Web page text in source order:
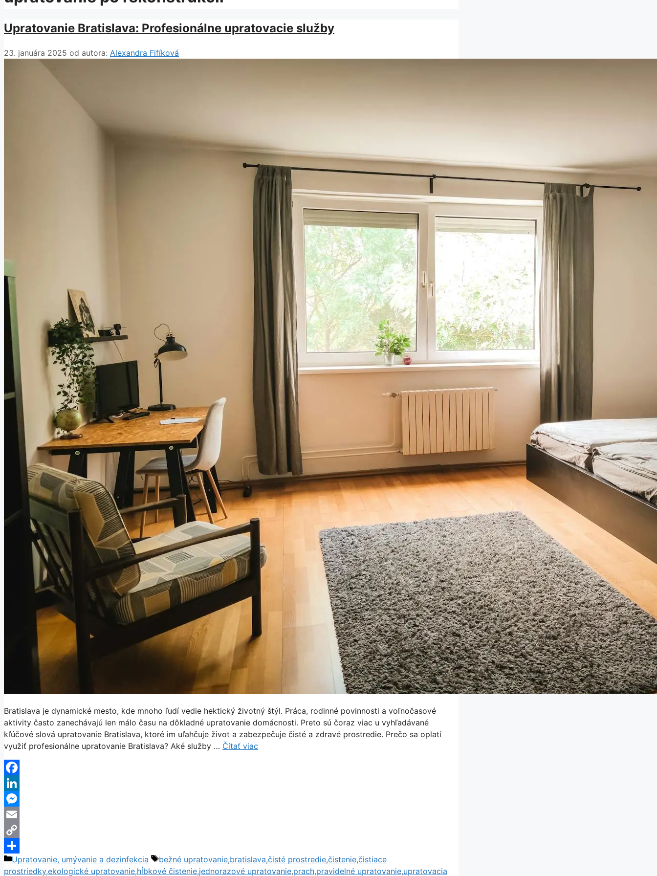
Upratovanie Bratislava: Profesionálne upratovacie služby
23. januára 2025 od autora: Alexandra Fifíková
Bratislava je dynamické mesto, kde mnoho ľudí vedie hektický životný štýl. Práca, rodinné povinnosti a voľnočasové
aktivity často zanechávajú len málo času na dôkladné upratovanie domácnosti. Preto sú čoraz viac u vyhľadávané
kľúčové slová upratovanie Bratislava, ktoré im uľahčuje život a zabezpečuje čisté a zdravé prostredie. Prečo sa oplatí
využiť profesionálne upratovanie Bratislava? Aké služby … Čítať viac
Facebook
LinkedIn
Messenger
Email
Copy
Link
Share
Kategórie
Upratovanie, umývanie a dezinfekcia Značky
bežné upratovanie,bratislava,čisté prostredie,čistenie,čistiace
prostriedky,ekologické upratovanie,hĺbkové čistenie,jednorazové upratovanie,prach,pravidelné upratovanie,upratovacia